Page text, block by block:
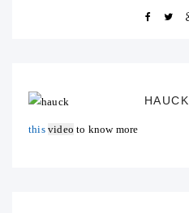
HAUCK
this video to know more